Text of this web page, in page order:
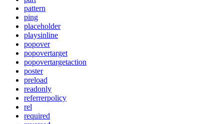
pattern
ping
placeholder
playsinline
popover
popovertarget
popovertargetaction
poster
preload
readonly
referrerpolicy
rel
required